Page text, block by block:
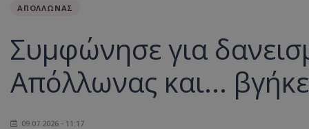
ΑΠΟΛΛΩΝΑΣ
Συμφώνησε για
Απόλλωνας και...
09.07.2026 - 11:17